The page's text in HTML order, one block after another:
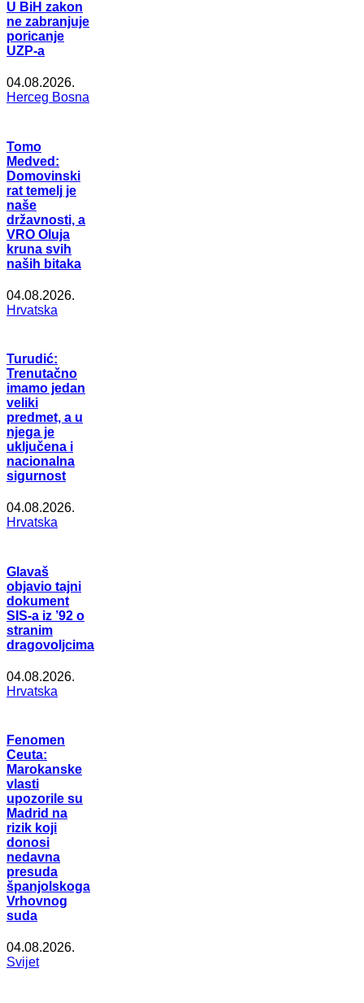
U BiH zakon
ne zabranjuje
poricanje
UZP-a
04.08.2026.
Herceg Bosna
Tomo
Medved:
Domovinski
rat temelj je
naše
državnosti, a
VRO Oluja
kruna svih
naših bitaka
04.08.2026.
Hrvatska
Turudić:
Trenutačno
imamo jedan
veliki
predmet, a u
njega je
uključena i
nacionalna
sigurnost
04.08.2026.
Hrvatska
Glavaš
objavio tajni
dokument
SIS-a iz ’92 o
stranim
dragovoljcima
04.08.2026.
Hrvatska
Fenomen
Ceuta:
Marokanske
vlasti
upozorile su
Madrid na
rizik koji
donosi
nedavna
presuda
španjolskoga
Vrhovnog
suda
04.08.2026.
Svijet